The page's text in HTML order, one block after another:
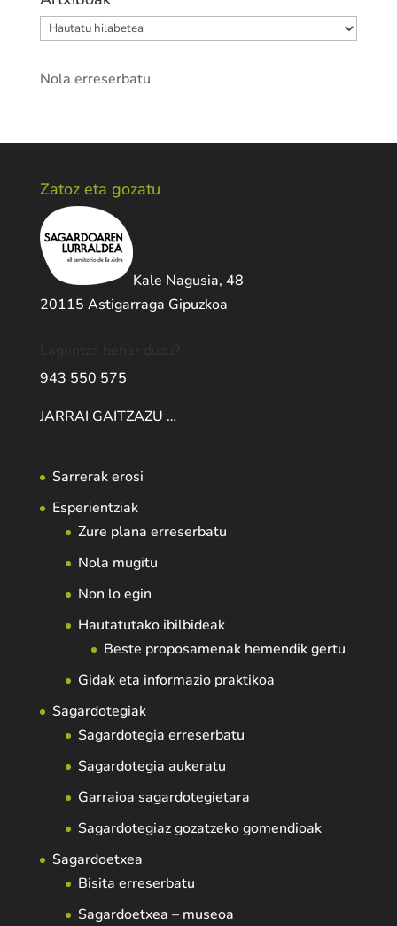
Artxiboak
Nola erreserbatu
Zatoz eta gozatu
Kale Nagusia, 48
20115 Astigarraga Gipuzkoa
943 550 575
JARRAI GAITZAZU …
Sarrerak erosi
Esperientziak
Zure plana erreserbatu
Nola mugitu
Non lo egin
Hautatutako ibilbideak
Beste proposamenak hemendik gertu
Gidak eta informazio praktikoa
Sagardotegiak
Sagardotegia erreserbatu
Sagardotegia aukeratu
Garraioa sagardotegietara
Sagardotegiaz gozatzeko gomendioak
Sagardoetxea
Bisita erreserbatu
Sagardoetxea – museoa